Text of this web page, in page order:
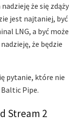
że się zdąży
jest najtaniej, być
LNG, a być może
że będzie
pytanie, które nie
Baltic Pipe.
Stream 2